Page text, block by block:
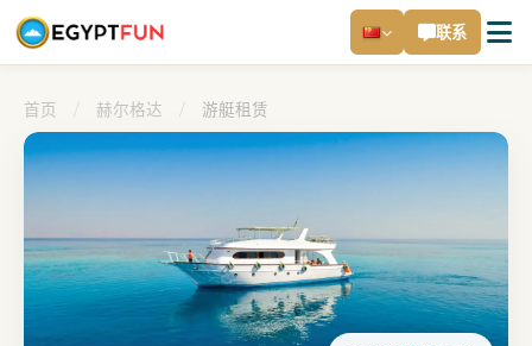
联系
首页 赫尔格达 游艇租赁